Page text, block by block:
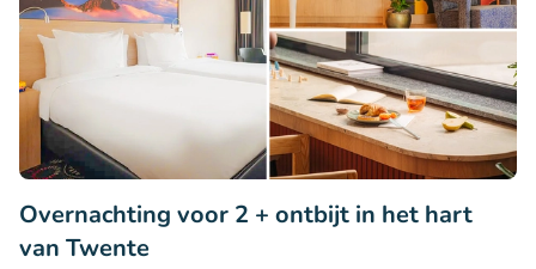
Overnachting voor 2 + ontbijt in het hart
van Twente